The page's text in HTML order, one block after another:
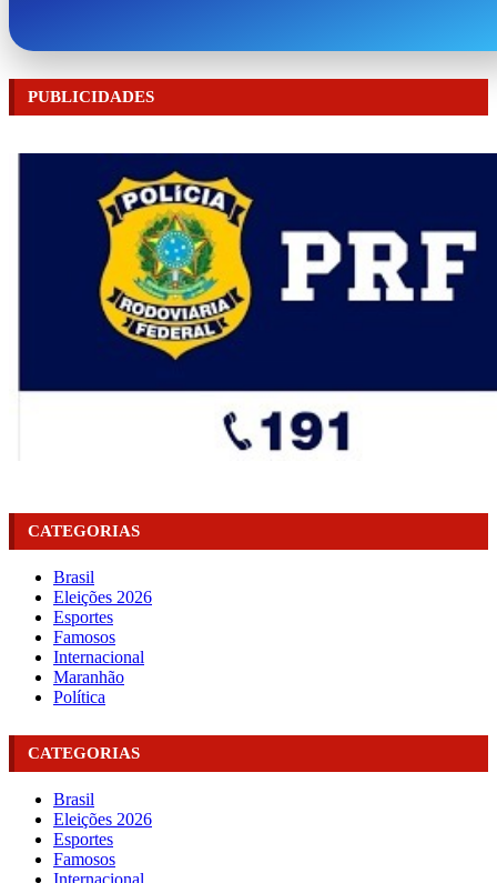
PUBLICIDADES
CATEGORIAS
Brasil
Eleições 2026
Esportes
Famosos
Internacional
Maranhão
Política
CATEGORIAS
Brasil
Eleições 2026
Esportes
Famosos
Internacional